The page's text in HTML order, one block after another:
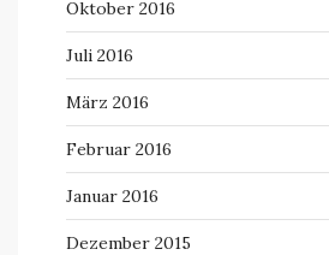
Oktober 2016
Juli 2016
März 2016
Februar 2016
Januar 2016
Dezember 2015